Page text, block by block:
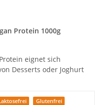
Protein 1000g
eignet sich
Desserts oder Joghurt
Glutenfrei